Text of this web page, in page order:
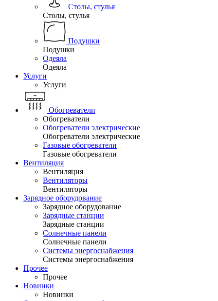
Столы, стулья
Столы, стулья
Подушки
Подушки
Одеяла
Одеяла
Услуги
Услуги
Обогреватели
Обогреватели
Обогреватели электрические
Обогреватели электрические
Газовые обогреватели
Газовые обогреватели
Вентиляция
Вентиляция
Вентиляторы
Вентиляторы
Зарядное оборудование
Зарядное оборудование
Зарядные станции
Зарядные станции
Солнечные панели
Солнечные панели
Системы энергоснабжения
Системы энергоснабжения
Прочее
Прочее
Новинки
Новинки